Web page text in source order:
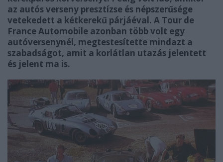
az autós verseny presztízse és népszerűsége
vetekedett a kétkerekű párjáéval. A Tour de
France Automobile azonban több volt egy
autóversenynél, megtestesítette mindazt a
szabadságot, amit a korlátlan utazás jelentett
és jelent ma is.